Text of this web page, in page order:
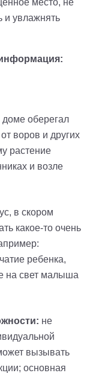
место, не
и увлажнять
доме оберегал
воров и других
растение
и возле
в скором
какое-то очень
ребенка,
на свет малыша
не
вызывать
основная